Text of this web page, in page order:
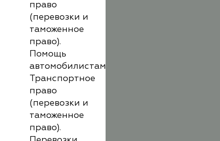
право
(перевозки и
таможенное
право).
Помощь
автомобилистам
Транспортное
право
(перевозки и
таможенное
право).